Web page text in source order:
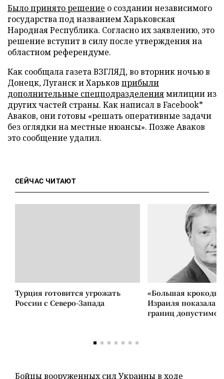
Было принято решение о создании независимого
государства под названием Харьковская
Народная Республика. Согласно их заявлению, это
решение вступит в силу после утверждения на
областном референдуме.
Как сообщала газета ВЗГЛЯД, во вторник ночью в
Донецк, Луганск и Харьков прибыли
дополнительные спецподразделениямилиции из
других частей страны. Как написал в Facebook*
Аваков, они готовы «решать оперативные задачи
без оглядки на местные нюансы». Позже Аваков
это сообщение удалил.
СЕЙЧАС ЧИТАЮТ
Турция готовится угрожать
России с Северо-Запада
«Большая
Израиля показала
границ
Бойцы вооруженных сил Украины в ходе